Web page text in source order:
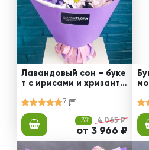
Лавандовый сон – буке
т с ирисами и хризанте
7
-3% 4 065 ₽
от 3 966 ₽